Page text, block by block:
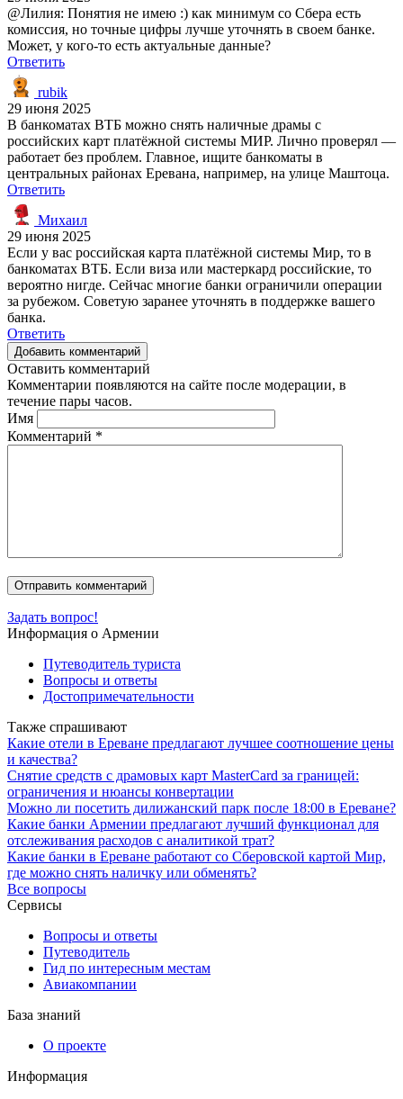
@Лилия: Понятия не имею :) как минимум со Сбера есть
комиссия, но точные цифры лучше уточнять в своем банке.
Может, у кого-то есть актуальные данные?
Ответить
rubik
29 июня 2025
В банкоматах ВТБ можно снять наличные драмы с
российских карт платёжной системы МИР. Лично проверял —
работает без проблем. Главное, ищите банкоматы в
центральных районах Еревана, например, на улице Маштоца.
Ответить
Михаил
29 июня 2025
Если у вас российская карта платёжной системы Мир, то в
банкоматах ВТБ. Если виза или мастеркард российские, то
вероятно нигде. Сейчас многие банки ограничили операции
за рубежом. Советую заранее уточнять в поддержке вашего
банка.
Ответить
Добавить комментарий
Оставить комментарий
Комментарии появляются на сайте после модерации, в
течение пары часов.
Имя
Комментарий *
Задать вопрос!
Информация о Армении
Путеводитель туриста
Вопросы и ответы
Достопримечательности
Также спрашивают
Какие отели в Ереване предлагают лучшее соотношение цены
и качества?
Снятие средств с драмовых карт MasterCard за границей:
ограничения и нюансы конвертации
Можно ли посетить дилижанский парк после 18:00 в Ереване?
Какие банки Армении предлагают лучший функционал для
отслеживания расходов с аналитикой трат?
Какие банки в Ереване работают со Сберовской картой Мир,
где можно снять наличку или обменять?
Все вопросы
Сервисы
Вопросы и ответы
Путеводитель
Гид по интересным местам
Авиакомпании
База знаний
О проекте
Информация